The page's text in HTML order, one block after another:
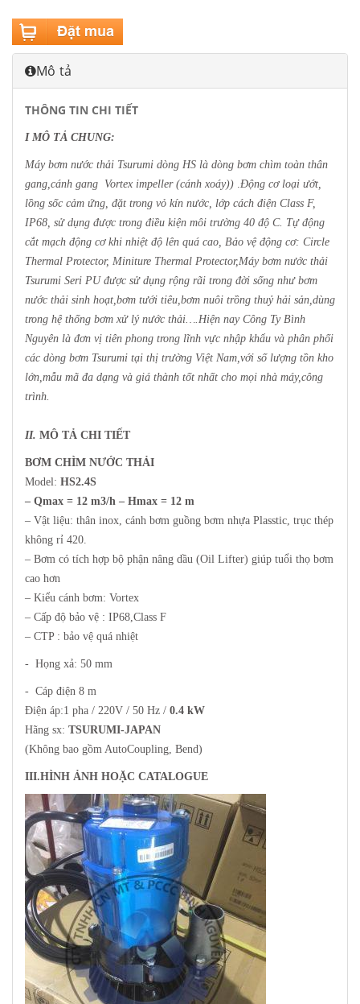
Mô tả
THÔNG TIN CHI TIẾT
I MÔ TẢ CHUNG:
Máy bơm nước thải Tsurumi dòng HS là dòng bơm chìm toàn thân
gang,cánh gang Vortex impeller (cánh xoáy)) .Động cơ loại ướt,
lồng sốc cảm ứng, đặt trong vỏ kín nước, lớp cách điện Class F,
IP68, sử dụng được trong điều kiện môi trường 40 độ C. Tự động
cắt mạch động cơ khi nhiệt độ lên quá cao, Bảo vệ động cơ: Circle
Thermal Protector, Miniture Thermal Protector,Máy bơm nước thải
Tsurumi Seri PU được sử dụng rộng rãi trong đời sống như bơm
nước thải sinh hoạt,bơm tưới tiêu,bơm nuôi trồng thuỷ hải sản,dùng
trong hệ thống bơm xử lý nước thải….Hiện nay Công Ty Bình
Nguyên là đơn vị tiên phong trong lĩnh vực nhập khẩu và phân phối
các dòng bơm Tsurumi tại thị trường Việt Nam,với số lượng tồn kho
lớn,mẫu mã đa dạng và giá thành tốt nhất cho mọi nhà máy,công
trình.
II. MÔ TẢ CHI TIẾT
BƠM CHÌM NƯỚC THẢI
Model: HS2.4S
– Qmax = 12 m3/h – Hmax = 12 m
– Vật liệu: thân inox, cánh bơm guồng bơm nhựa Plasstic, trục thép
không rỉ 420.
– Bơm có tích hợp bộ phận nâng dầu (Oil Lifter) giúp tuổi thọ bơm
cao hơn
– Kiểu cánh bơm: Vortex
– Cấp độ bảo vệ : IP68,Class F
– CTP : bảo vệ quá nhiệt
- Họng xả: 50 mm
- Cáp điện 8 m
Điện áp:1 pha / 220V / 50 Hz / 0.4 kW
Hãng sx: TSURUMI-JAPAN
(Không bao gồm AutoCoupling, Bend)
III.HÌNH ẢNH HOẶC CATALOGUE